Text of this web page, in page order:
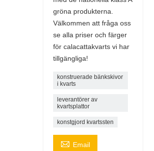
gröna produkterna.
Välkommen att fråga oss
se alla priser och färger
för calacattakvarts vi har
tillgängliga!
konstruerade bänkskivor
i kvarts
leverantörer av
kvartsplattor
konstgjord kvartssten
 Email